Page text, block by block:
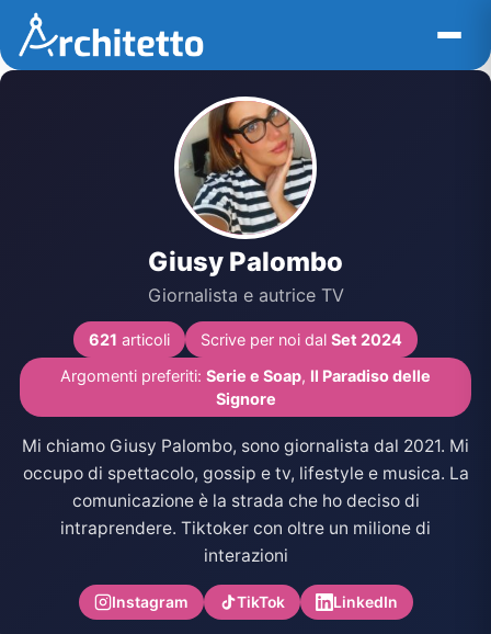
contenuto
Giusy Palombo
Giornalista e autrice TV
621 articoli Scrive per noi dal Set 2024
Argomenti preferiti: Serie e Soap, Il Paradiso delle
Signore
Mi chiamo Giusy Palombo, sono giornalista dal 2021. Mi
occupo di spettacolo, gossip e tv, lifestyle e musica. La
comunicazione è la strada che ho deciso di
intraprendere. Tiktoker con oltre un milione di
interazioni
Instagram TikTok LinkedIn